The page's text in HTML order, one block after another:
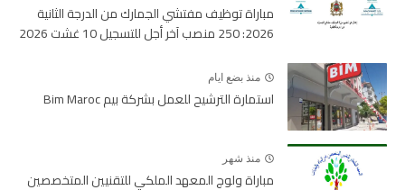
مباراة توظيف مفتشي الجمارك من الدرجة الثانية
2026: 250 منصب آخر أجل للتسجيل 10 غشت 2026
منذ بضع ايام
استمارة الترشيح للعمل بشركة بيم Bim Maroc
منذ شهر
مباراة ولوج المعهد الملكي للتقنيين المتخصصين